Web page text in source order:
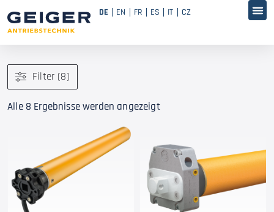
DE EN FR ES IT CZ
Filter (8)
Alle 8 Ergebnisse werden angezeigt